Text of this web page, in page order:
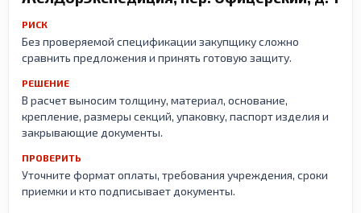
РИСК
Без проверяемой спецификации закупщику сложно
сравнить предложения и принять готовую защиту.
РЕШЕНИЕ
В расчет выносим толщину, материал, основание,
крепление, размеры секций, упаковку, паспорт изделия и
закрывающие документы.
ПРОВЕРИТЬ
Уточните формат оплаты, требования учреждения, сроки
приемки и кто подписывает документы.